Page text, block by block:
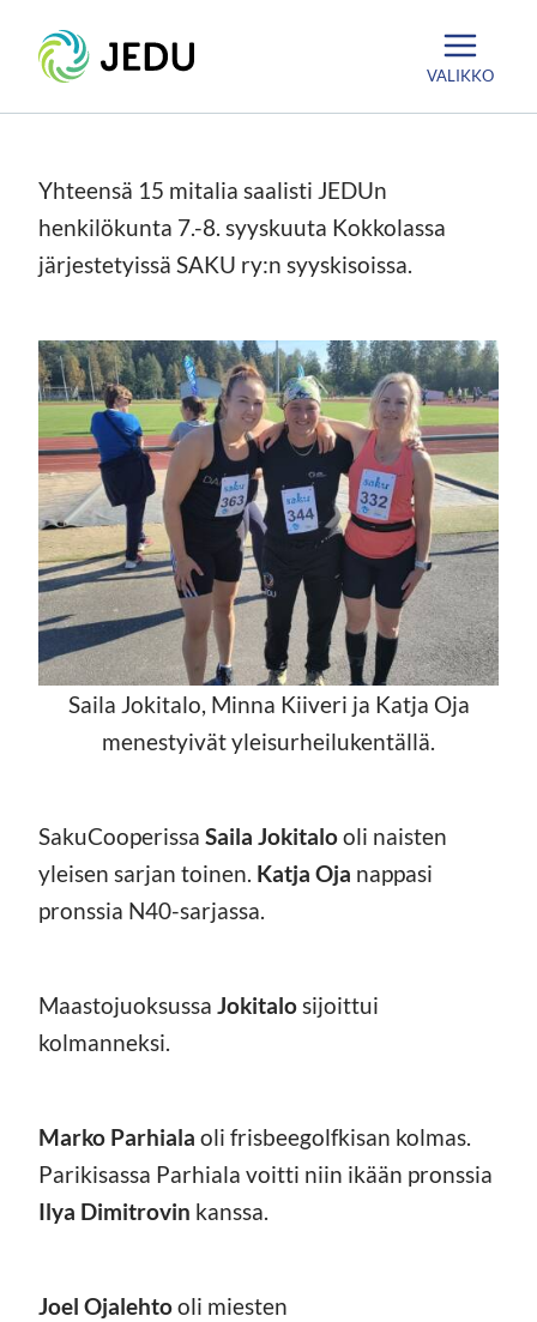
sisältöön
Etusivu
VALIKKO
Yhteensä 15 mitalia saalisti JEDUn
henkilökunta 7.-8. syyskuuta Kokkolassa
järjestetyissä SAKU ry:n syyskisoissa.
Saila Jokitalo, Minna Kiiveri ja Katja Oja
menestyivät yleisurheilukentällä.
SakuCooperissa Saila Jokitalooli naisten
yleisen sarjan toinen. Katja Oja nappasi
pronssia N40-sarjassa.
Maastojuoksussa Jokitalosijoittui
kolmanneksi.
Marko Parhiala oli frisbeegolfkisan kolmas.
Parikisassa Parhiala voitti niin ikään pronssia
Ilya Dimitrovin kanssa.
Joel Ojalehtooli miesten